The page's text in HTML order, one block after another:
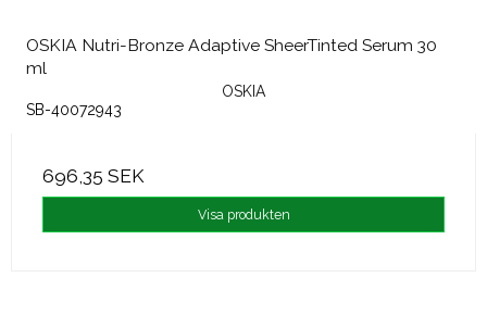
OSKIA Nutri-Bronze Adaptive SheerTinted Serum 30
ml
OSKIA
SB-40072943
696,35 SEK
Visa produkten